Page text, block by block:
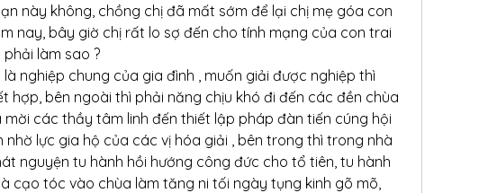
này không, chồng chị đã mất sớm để lại chị mẹ góa con
nay, bây giờ chị rất lo sợ đến cho tính mạng của con trai
làm sao ?
là nghiệp chung của gia đình , muốn giải được nghiệp thì
hợp, bên ngoài thì phải năng chịu khó đi đến các đền chùa
mời các thầy tâm linh đến thiết lập pháp đàn tiến cúng hội
lực gia hộ của các vị hóa giải , bên trong thì trong nhà
nguyện tu hành hồi hướng công đức cho tổ tiên, tu hành
cạo tóc vào chùa làm tăng ni tối ngày tụng kinh gõ mõ,